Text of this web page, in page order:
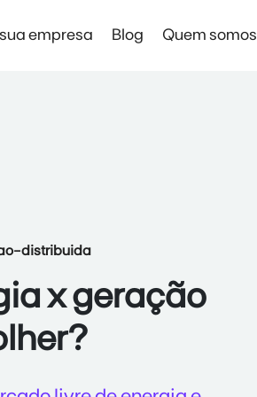
empresa Blog Quem somos
distribuida
x geração